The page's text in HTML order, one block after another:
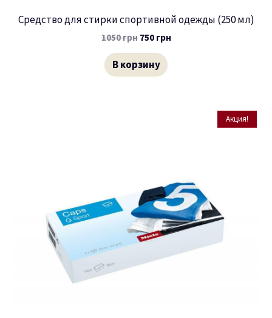
Средство для стирки спортивной одежды (250 мл)
1050грн 750 грн
В корзину
Акция!